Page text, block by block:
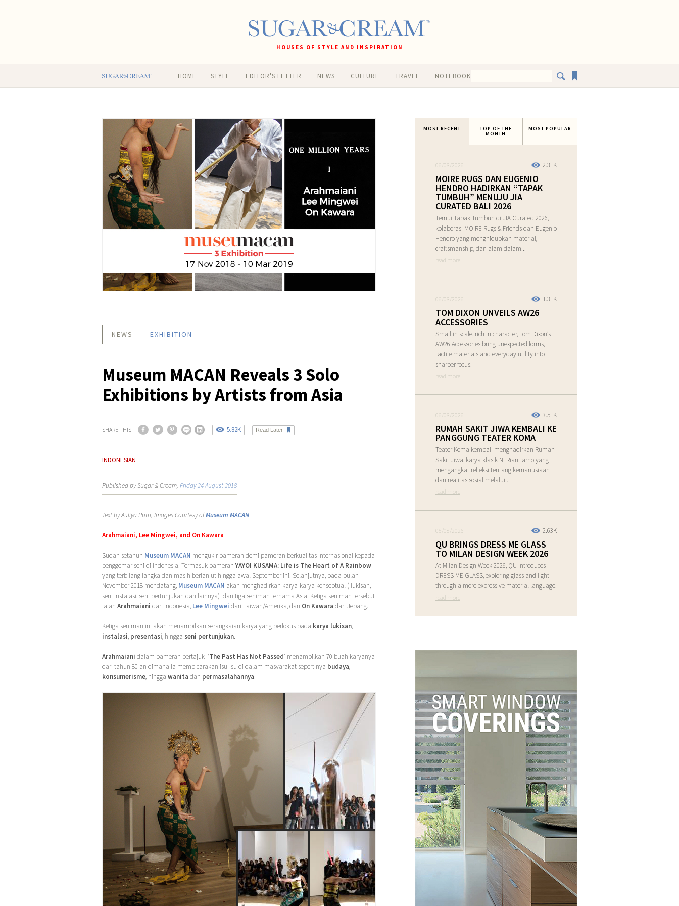
HOUSES OF STYLE AND INSPIRATION
HOME STYLE EDITOR'S LETTER NEWS CULTURE TRAVEL NOTEBOOK
NEWS EXHIBITION
Museum MACAN Reveals 3 Solo
Exhibitions by Artists from Asia
SHARE THIS 5.82K Read Later
INDONESIAN
Published by Sugar & Cream, Friday 24 August 2018
Text by Auliya Putri, Images Courtesy ofMuseum MACAN
Arahmaiani, Lee Mingwei, and On Kawara
Sudah setahun Museum MACAN mengukir pameran demi pameran berkualitas internasional kepada
penggemar seni di Indonesia. Termasuk pameranYAYOI KUSAMA: Life is The Heart of A Rainbow
yang terbilang langka dan masih berlanjut hingga awal September ini. Selanjutnya, pada bulan
November 2018 mendatang, Museum MACAN akan menghadirkan karya-karya konseptual ( lukisan,
seni instalasi, seni pertunjukan dan lainnya) dari tiga seniman ternama Asia. Ketiga seniman tersebut
ialah Arahmaiani dari Indonesia, Lee Mingwei dari Taiwan/Amerika, dan On Kawara dari Jepang.
Ketiga seniman ini akan menampilkan serangkaian karya yang berfokus pada karya lukisan,
instalasi, presentasi, hingga seni pertunjukan.
Arahmaiani dalam pameran bertajuk ‘The Past Has Not Passed’ menampilkan 70 buah karyanya
dari tahun 80 an dimana Ia membicarakan isu-isu di dalam masyarakat sepertinya budaya,
konsumerisme, hingga wanita dan permasalahannya.
MOST RECENT TOP OF THE
MONTH
MOST POPULAR
2.31K
06/08/2026
MOIRE RUGS DAN EUGENIO
HENDRO HADIRKAN “TAPAK
TUMBUH” MENUJU JIA
CURATED BALI 2026
Temui Tapak Tumbuh di JIA Curated 2026,
kolaborasi MOIRE Rugs & Friends dan Eugenio
Hendro yang menghidupkan material,
craftsmanship, dan alam dalam...
read more
1.31K
06/08/2026
TOM DIXON UNVEILS AW26
ACCESSORIES
Small in scale, rich in character, Tom Dixon’s
AW26 Accessories bring unexpected forms,
tactile materials and everyday utility into
sharper focus.
read more
3.51K
06/08/2026
RUMAH SAKIT JIWA KEMBALI KE
PANGGUNG TEATER KOMA
Teater Koma kembali menghadirkan Rumah
Sakit Jiwa, karya klasik N. Riantiarno yang
mengangkat refleksi tentang kemanusiaan
dan realitas sosial melalui...
read more
2.63K
05/08/2026
QU BRINGS DRESS ME GLASS
TO MILAN DESIGN WEEK 2026
At Milan Design Week 2026, QU introduces
DRESS ME GLASS, exploring glass and light
through a more expressive material language.
read more